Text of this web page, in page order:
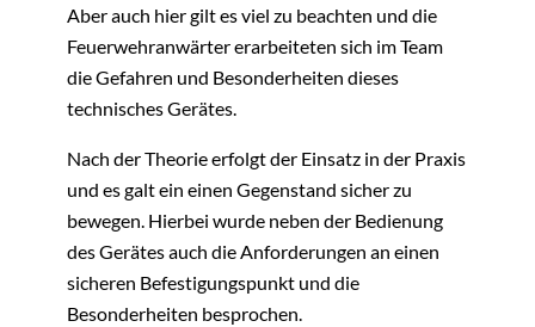
Aber auch hier gilt es viel zu beachten und die
Feuerwehranwärter erarbeiteten sich im Team
die Gefahren und Besonderheiten dieses
technisches Gerätes.
Nach der Theorie erfolgt der Einsatz in der Praxis
und es galt ein einen Gegenstand sicher zu
bewegen. Hierbei wurde neben der Bedienung
des Gerätes auch die Anforderungen an einen
sicheren Befestigungspunkt und die
Besonderheiten besprochen.